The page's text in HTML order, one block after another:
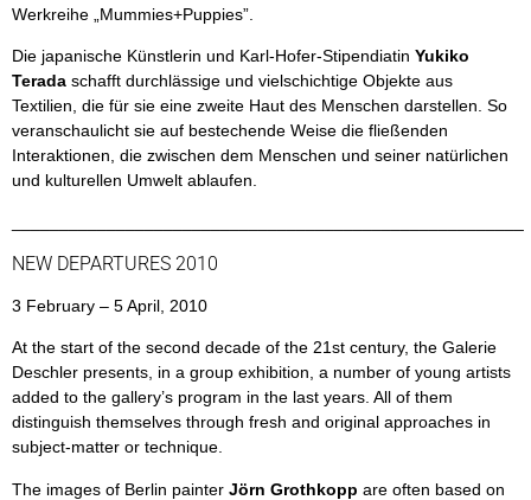
Werkreihe „Mummies+Puppies”.
Die japanische Künstlerin und Karl-Hofer-Stipendiatin Yukiko
Terada schafft durchlässige und vielschichtige Objekte aus
Textilien, die für sie eine zweite Haut des Menschen darstellen. So
veranschaulicht sie auf bestechende Weise die fließenden
Interaktionen, die zwischen dem Menschen und seiner natürlichen
und kulturellen Umwelt ablaufen.
NEW DEPARTURES 2010
3 February – 5 April, 2010
At the start of the second decade of the 21st century, the Galerie
Deschler presents, in a group exhibition, a number of young artists
added to the gallery’s program in the last years. All of them
distinguish themselves through fresh and original approaches in
subject-matter or technique.
The images of Berlin painter Jörn Grothkopp are often based on